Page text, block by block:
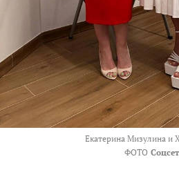
Екатерина Мизулина и
ФОТО